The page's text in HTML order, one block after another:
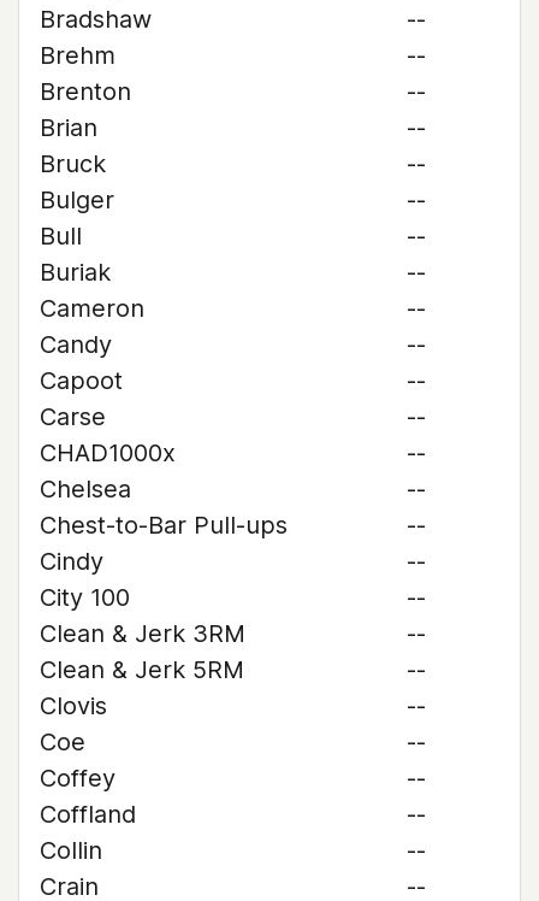
Bradshaw
--
Brehm
--
Brenton
--
Brian
--
Bruck
--
Bulger
--
Bull
--
Buriak
--
Cameron
--
Candy
--
Capoot
--
Carse
--
CHAD1000x
--
Chelsea
--
Chest-to-Bar Pull-ups
--
Cindy
--
City 100
--
Clean & Jerk 3RM
--
Clean & Jerk 5RM
--
Clovis
--
Coe
--
Coffey
--
Coffland
--
Collin
--
Crain
--